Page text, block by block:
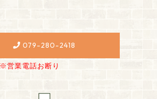
079-280-2418
※営業電話お断り